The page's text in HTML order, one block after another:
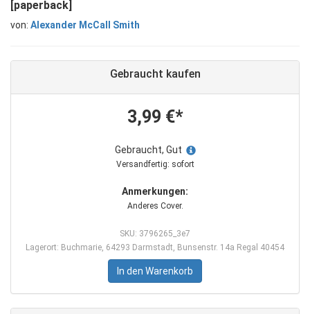
[paperback]
von: Alexander McCall Smith
Gebraucht kaufen
3,99 €*
Gebraucht, Gut
Versandfertig: sofort
Anmerkungen:
Anderes Cover.
SKU: 3796265_3e7
Lagerort: Buchmarie, 64293 Darmstadt, Bunsenstr. 14a Regal 40454
In den Warenkorb